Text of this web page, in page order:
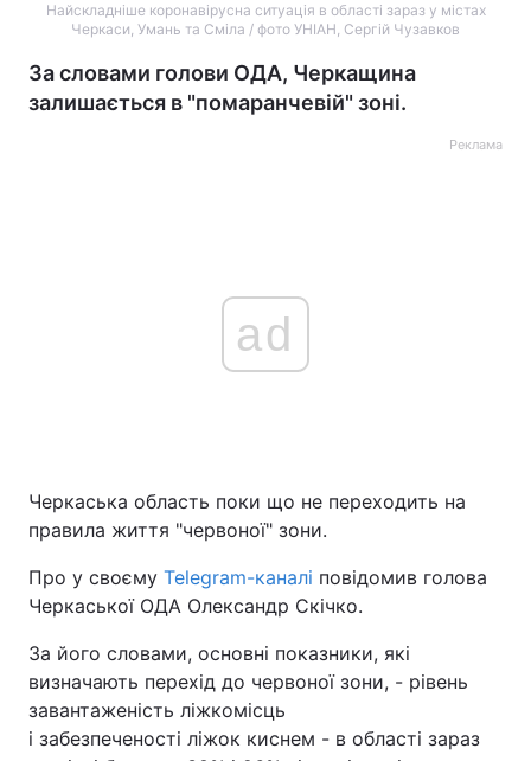
Найскладніше коронавірусна ситуація в області зараз у містах
Черкаси, Умань та Сміла / фото УНІАН, Сергій Чузавков
За словами голови ОДА, Черкащина
залишається в "помаранчевій" зоні.
Реклама
ad
Черкаська область поки що не переходить на
правила життя "червоної" зони.
Про у своєму Telegram-каналі повідомив голова
Черкаської ОДА Олександр Скічко.
За його словами, основні показники, які
визначають перехід до червоної зони, - рівень
завантаженість ліжкомісць
і забезпеченості ліжок киснем - в області зараз